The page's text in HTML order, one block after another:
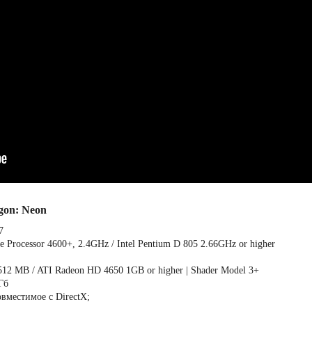
Neon
4600+, 2.4GHz / Intel Pentium D 805 2.66GHz or higher
MB / ATI Radeon HD 4650 1GB or higher | Shader Model 3+
с DirectX;